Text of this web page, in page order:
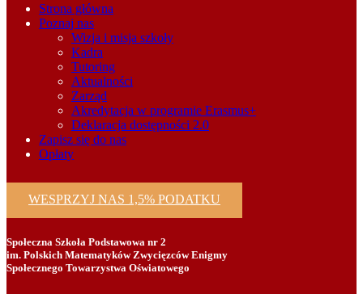
Strona główna
Poznaj nas
Wizja i misja szkoły
Kadra
Tutoring
Aktualności
Zarząd
Akredytacja w programie Erasmus+
Deklaracja dostępności 2.0
Zapisz się do nas
Opłaty
WESPRZYJ NAS 1,5% PODATKU
Społeczna Szkoła Podstawowa nr 2
im. Polskich Matematyków Zwycięzców Enigmy
Społecznego Towarzystwa Oświatowego